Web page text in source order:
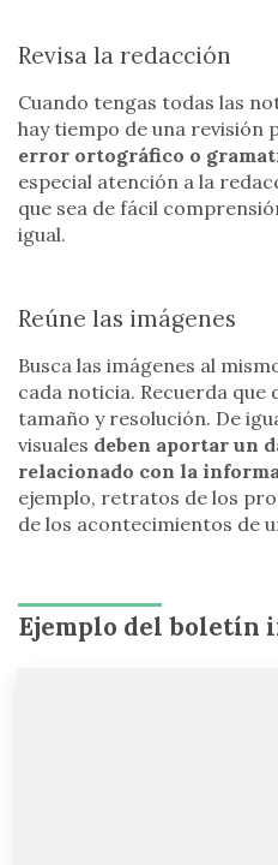
Revisa la redacción
Cuando tengas todas las
hay tiempo de una revisión
error ortográfico o
especial atención a la
que sea de fácil
igual.
Reúne las imágenes
Busca las imágenes al
cada noticia. Recuerda que
tamaño y resolución. De
visuales deben aportar un
relacionado con la
ejemplo, retratos de los
de los acontecimientos de
Ejemplo del boletín